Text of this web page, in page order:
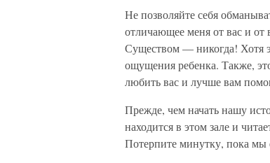
Не позволяйте себя
отличающее меня от вас и от
Существом — никогда! Хотя
ощущения ребенка. Также,
любить вас и лучше вам
Прежде, чем начать нашу
находится в этом зале и
Потерпите минутку, пока